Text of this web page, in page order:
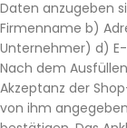
Daten anzugeben
Firmenname b)
Unternehmer) d)
Nach dem
Akzeptanz der
von ihm